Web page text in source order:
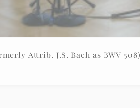
Attrib. J.S. Bach as BWV 508)